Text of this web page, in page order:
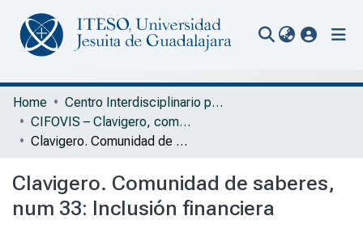
Communities & Collections
All of Repository
Portal Biblioteca
Home
Centro Interdisciplinario para la Formación y Vinculación Social
CIFOVIS – Clavigero, comunidad de saberes
Clavigero. Comunidad de saberes, num 33: Inclusión financiera
Clavigero. Comunidad de saberes,
num 33: Inclusión financiera